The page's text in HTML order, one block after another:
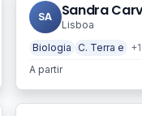
SA Sandra
Lisboa
Biologia
C. Terra e
+1
A partir